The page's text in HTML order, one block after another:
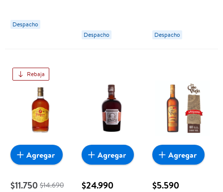
Despacho
Despacho Despacho
Rebaja
$11.750 $14.690
Agregar
$24.990
Agregar
$5.590
Agregar